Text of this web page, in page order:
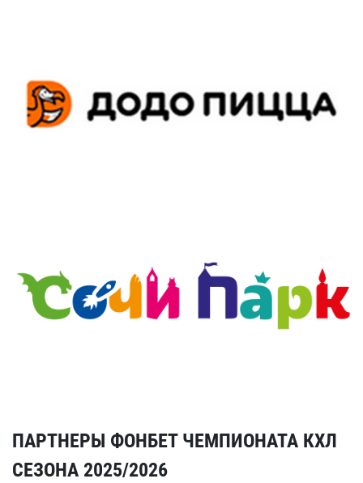
ПАРТНЕРЫ ФОНБЕТ ЧЕМПИОНАТА КХЛ
СЕЗОНА 2025/2026